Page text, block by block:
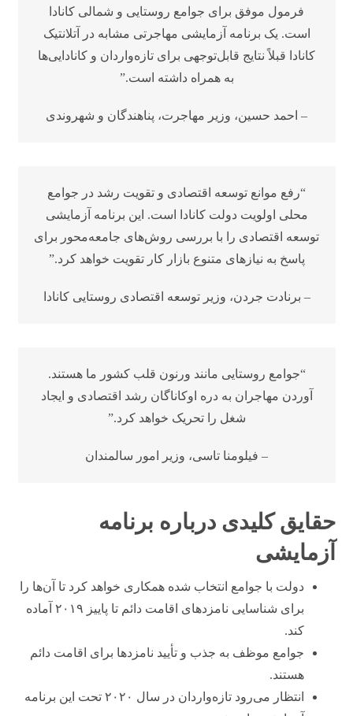
فرمول موفق برای جوامع روستایی و شمالی کانادا
است. یک برنامه آزمایشی مهاجرتی مشابه در آتلانتیک
کانادا قبلاً نتایج قابل‌توجهی برای تازه‌واردان و کانادایی‌ها
به همراه داشته است.”
– احمد حسین، وزیر مهاجرت، پناهندگان و شهروندی
“رفع موانع توسعه اقتصادی و تقویت رشد در جوامع
محلی اولویت دولت کانادا است. این برنامه آزمایشی
توسعه اقتصادی را با بررسی روش‌های جامعه‌محور برای
پاسخ به نیازهای متنوع بازار کار تقویت خواهد کرد.”
– برنادت جردن، وزیر توسعه اقتصادی روستایی کانادا
“جوامع روستایی مانند ورنون قلب کشور ما هستند.
آوردن مهاجران به دره اوکاناگان رشد اقتصادی و ایجاد
شغل را تحریک خواهد کرد.”
– فیلومنا تاسی، وزیر امور سالمندان
حقایق کلیدی درباره برنامه
آزمایشی
دولت با جوامع انتخاب شده همکاری خواهد کرد تا آن‌ها را
برای شناسایی نامزدهای اقامت دائم تا پاییز ۲۰۱۹ آماده
کند.
جوامع موظف به جذب و تأیید نامزدها برای اقامت دائم
هستند.
انتظار می‌رود تازه‌واردان در سال ۲۰۲۰ تحت این برنامه